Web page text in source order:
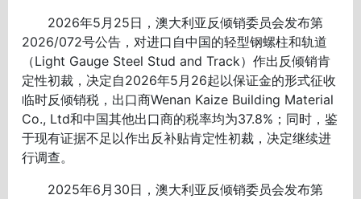
2026年5月25日，澳大利亚反倾销委员会发布第
2026/072号公告，对进口自中国的轻型钢螺柱和轨道
（Light Gauge Steel Stud and Track）作出反倾销肯
定性初裁，决定自2026年5月26起以保证金的形式征收
临时反倾销税，出口商Wenan Kaize Building Material
Co., Ltd和中国其他出口商的税率均为37.8%；同时，鉴
于现有证据不足以作出反补贴肯定性初裁，决定继续进
行调查。
2025年6月30日，澳大利亚反倾销委员会发布第